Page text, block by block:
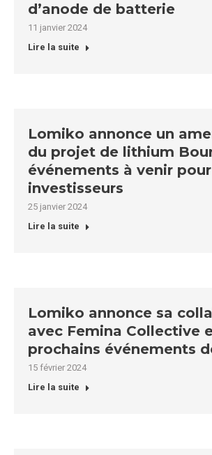
d’anode de batterie
11 janvier 2024
Lire la suite
Lomiko annonce un
du projet de lithium
événements à venir
investisseurs
25 janvier 2024
Lire la suite
Lomiko annonce sa
avec Femina Collective
prochains événements
15 février 2024
Lire la suite